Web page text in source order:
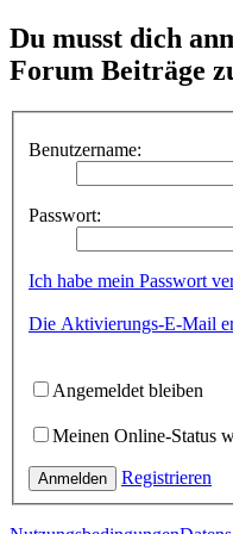
Du musst dich
Forum Beiträge
Benutzername:
Passwort:
Ich habe mein Passwort
Die Aktivierungs-E-Mail
Angemeldet bleiben
Meinen Online-Status
Anmelden Registrieren